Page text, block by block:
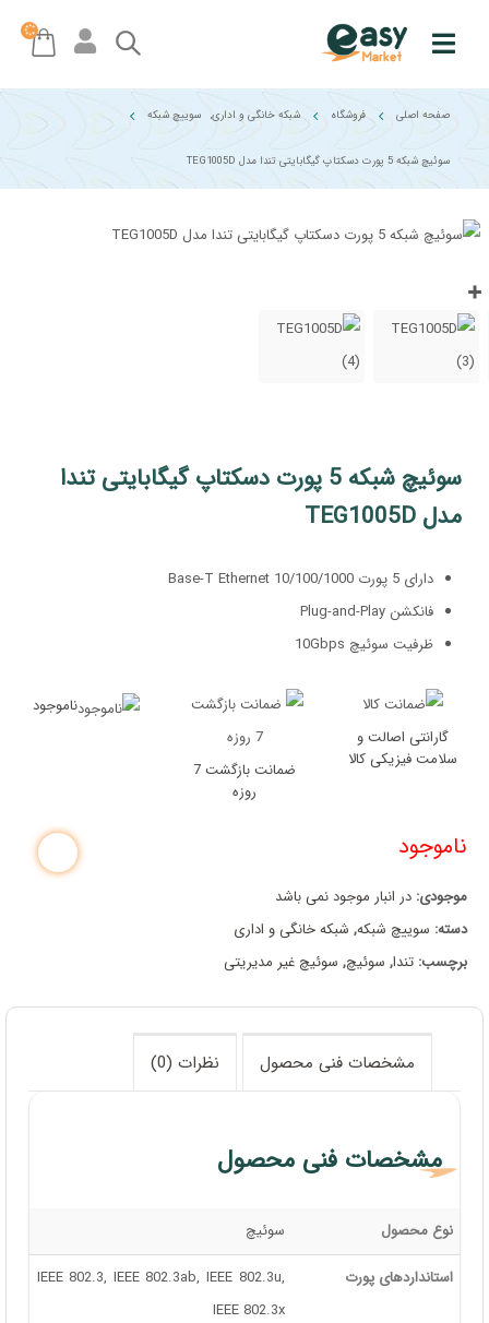
صفحه اصلی فروشگاه شبکه خانگی و اداری, سوییچ شبکه
سوئیچ شبکه 5 پورت دسکتاپ گیگابایتی تندا مدل TEG1005D
سوئیچ شبکه 5 پورت دسکتاپ گیگابایتی تندا
مدل TEG1005D
دارای 5 پورت 10/100/1000 Base-T Ethernet
فانکشن Plug-and-Play
ظرفیت سوئیچ 10Gbps
گارانتی اصالت و
سلامت فیزیکی کالا
ضمانت بازگشت 7
روزه
ناموجود
ناموجود
موجودی: در انبار موجود نمی باشد
دسته: سوییچ شبکه, شبکه خانگی و اداری
برچسب: تندا, سوئیچ, سوئیچ غیر مدیریتی
مشخصات فنی محصول نظرات (0)
مشخصات فنی محصول
نوع محصول سوئیچ
استانداردهای پورت
IEEE 802.3, IEEE 802.3ab, IEEE 802.3u,
IEEE 802.3x